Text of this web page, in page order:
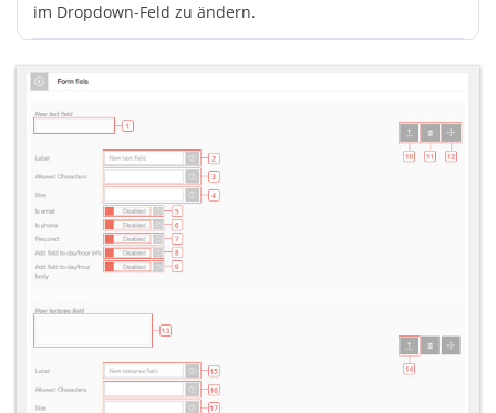
im Dropdown-Feld zu ändern.